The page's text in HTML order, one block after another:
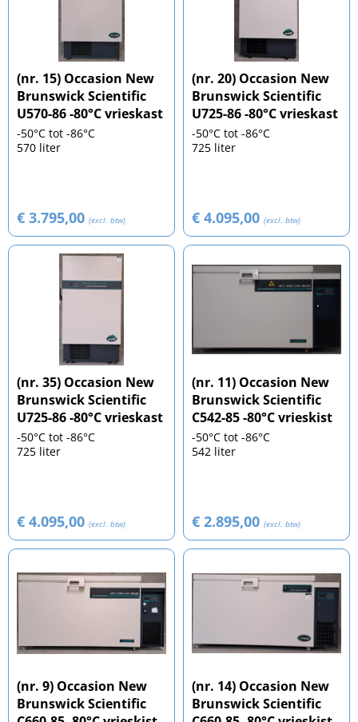
(nr. 15) Occasion New
Brunswick Scientific
U570-86 -80°C vrieskast
-50°C tot -86°C
570 liter
€ 3.795,00 (excl. btw)
(nr. 20) Occasion New
Brunswick Scientific
U725-86 -80°C vrieskast
-50°C tot -86°C
725 liter
€ 4.095,00 (excl. btw)
(nr. 35) Occasion New
Brunswick Scientific
U725-86 -80°C vrieskast
-50°C tot -86°C
725 liter
€ 4.095,00 (excl. btw)
(nr. 11) Occasion New
Brunswick Scientific
C542-85 -80°C vrieskist
-50°C tot -86°C
542 liter
€ 2.895,00 (excl. btw)
(nr. 9) Occasion New
Brunswick Scientific
(nr. 14) Occasion New
Brunswick Scientific